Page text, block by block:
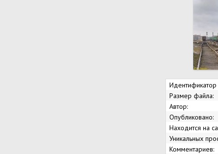
Размер файла:
Автор:
Опубликовано:
Находится на
Уникальных
Комментариев: